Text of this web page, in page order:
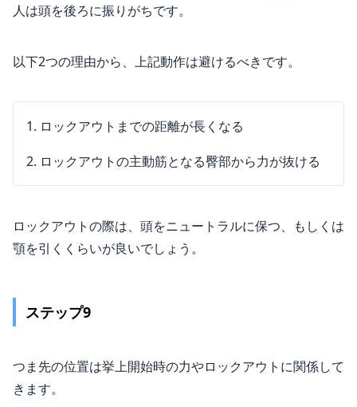
人は頭を後ろに振りがちです。
以下2つの理由から、上記動作は避けるべきです。
ロックアウトまでの距離が長くなる
ロックアウトの主動筋となる臀部から力が抜ける
ロックアウトの際は、頭をニュートラルに保つ、もしくは
顎を引くくらいが良いでしょう。
ステップ9
つま先の位置は挙上開始時の力やロックアウトに関係して
きます。